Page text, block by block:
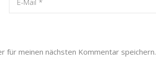
für meinen nächsten Kommentar speichern.